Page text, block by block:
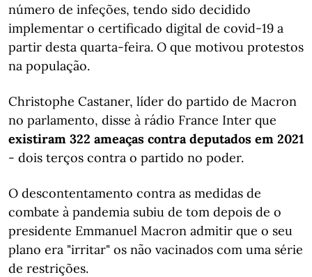
número de infeções, tendo sido decidido
implementar o certificado digital de covid-19 a
partir desta quarta-feira. O que motivou protestos
na população.
Christophe Castaner, líder do partido de Macron
no parlamento, disse à rádio France Inter que
existiram 322 ameaças contra deputados em 2021
- dois terços contra o partido no poder.
O descontentamento contra as medidas de
combate à pandemia subiu de tom depois de o
presidente Emmanuel Macron admitir que o seu
plano era "irritar" os não vacinados com uma série
de restrições.